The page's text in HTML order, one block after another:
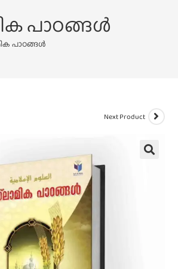
പാഠങ്ങള്‍
പാഠങ്ങള്‍
Next Product